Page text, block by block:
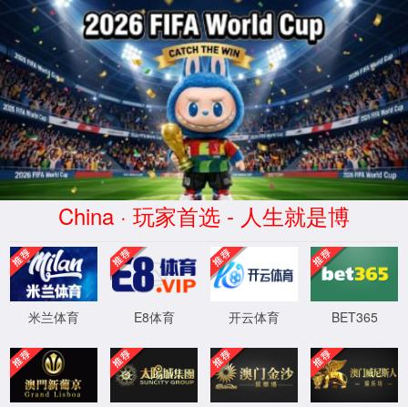
中国·474蒙特卡洛(有限公司)-官方网站